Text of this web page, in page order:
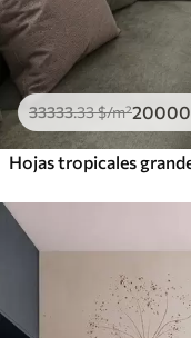
33333.33$/m²20000